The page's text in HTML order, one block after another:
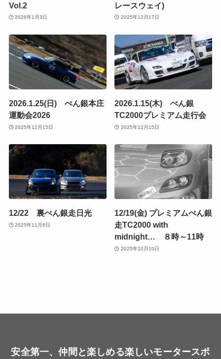
Vol.2
2026年1月3日
レースウェイ)
2025年12月17日
2026.1.25(日) ぺん銀本庄
運動会2026
2025年12月15日
2026.1.15(木) ぺん銀
TC2000プレミアム走行会
2025年12月15日
12/22 裏ぺん銀走日光
2025年11月6日
12/19(金) プレミアムぺん銀
走TC2000 with
midnight… ８時～11時
2025年10月10日
安全第一、仲間と楽しめる楽しいモータースポ